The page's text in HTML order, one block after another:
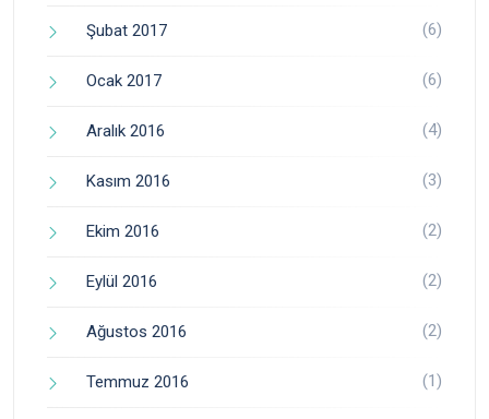
Şubat 2017 (6)
Ocak 2017 (6)
Aralık 2016 (4)
Kasım 2016 (3)
Ekim 2016 (2)
Eylül 2016 (2)
Ağustos 2016 (2)
Temmuz 2016 (1)